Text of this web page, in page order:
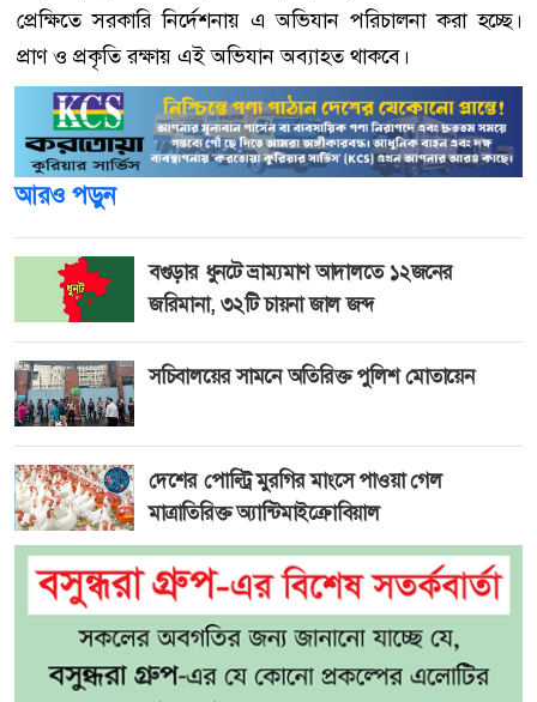
প্রেক্ষিতে সরকারি নির্দেশনায় এ অভিযান পরিচালনা করা হচ্ছে।
প্রাণ ও প্রকৃতি রক্ষায় এই অভিযান অব্যাহত থাকবে।
আরও পড়ুন
বগুড়ার ধুনটে ভ্রাম্যমাণ আদালতে ১২জনের
জরিমানা, ৩২টি চায়না জাল জব্দ
সচিবালয়ের সামনে অতিরিক্ত পুলিশ মোতায়েন
দেশের পোল্ট্রি মুরগির মাংসে পাওয়া গেল
মাত্রাতিরিক্ত অ্যান্টিমাইক্রোবিয়াল